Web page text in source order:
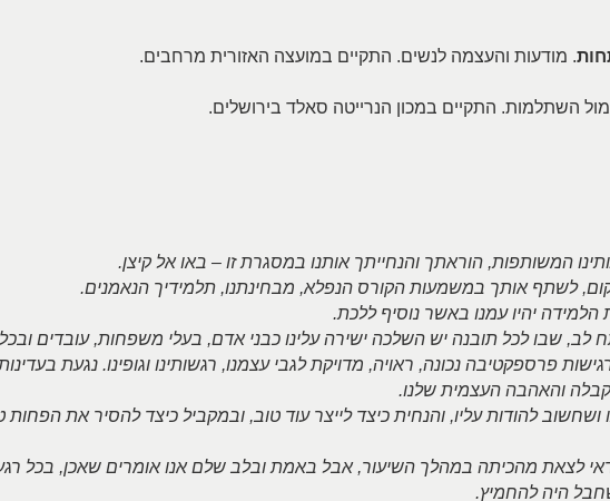
. מודעות והעצמה לנשים. התקיים במועצה האזורית מרחבים.
השתלמות. התקיים במכון הנרייטה סאלד בירושלים.
המשותפות, הוראתך והנחייתך אותנו במסגרת זו – באו אל קיצן.
לשתף אותך במשמעות הקורס הנפלא, מבחינתנו, תלמידיך הנאמנים.
יהיו עמנו באשר נוסיף ללכת.
לב, שבו לכל תובנה יש השלכה ישירה עלינו כבני אדם, בעלי משפחות, עובדים
פרספקטיבה נכונה, ראויה, מדויקת לגבי עצמנו, רגשותינו וגופינו. נגעת
והאהבה העצמית שלנו.
להודות עליו, והנחית כיצד לייצר עוד טוב, ובמקביל כיצד להסיר את הפחות
לצאת מהכיתה במהלך השיעור, אבל באמת ובלב שלם אנו אומרים שאכן, בכל
היה להחמיץ.